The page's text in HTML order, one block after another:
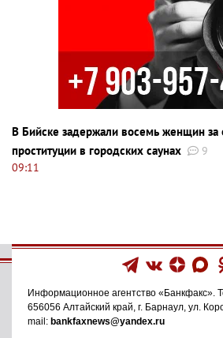
В Бийске задержали восемь женщин за
проституции в городских саунах
9
09:11
Информационное агентство «Банкфакс» .
656056 Алтайский край, г. Барнаул ул.
mail: bankfaxnews@yandex.ru